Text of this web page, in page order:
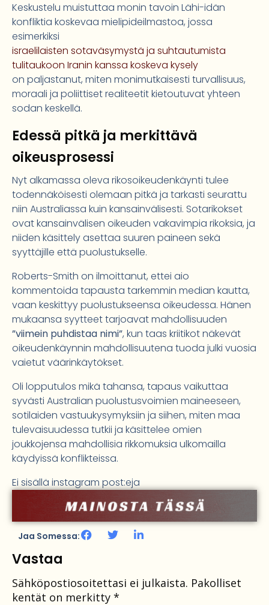
Keskustelu muistuttaa monin tavoin Lähi-idän
konfliktia koskevaa mielipideilmastoa, jossa
esimerkiksi
israelilaisten sotaväsymystä ja suhtautumista
tulitaukoon Iranin kanssa koskeva kysely
on paljastanut, miten monimutkaisesti turvallisuus,
moraali ja poliittiset realiteetit kietoutuvat yhteen
sodan keskellä.
Edessä pitkä ja merkittävä
oikeusprosessi
Nyt alkamassa oleva rikosoikeudenkäynti tulee
todennäköisesti olemaan pitkä ja tarkasti seurattu
niin Australiassa kuin kansainvälisesti. Sotarikokset
ovat kansainvälisen oikeuden vakavimpia rikoksia, ja
niiden käsittely asettaa suuren paineen sekä
syyttäjille että puolustukselle.
Roberts-Smith on ilmoittanut, ettei aio
kommentoida tapausta tarkemmin median kautta,
vaan keskittyy puolustukseensa oikeudessa. Hänen
mukaansa syytteet tarjoavat mahdollisuuden
”viimein puhdistaa nimi”, kun taas kriitikot näkevät
oikeudenkäynnin mahdollisuutena tuoda julki vuosia
vaietut väärinkäytökset.
Oli lopputulos mikä tahansa, tapaus vaikuttaa
syvästi Australian puolustusvoimien maineeseen,
sotilaiden vastuukysymyksiin ja siihen, miten maa
tulevaisuudessa tutkii ja käsittelee omien
joukkojensa mahdollisia rikkomuksia ulkomailla
käydyissä konflikteissa.
Ei sisällä instagram post:eja
Jaa Somessa:
Vastaa
Sähköpostiosoitettasi ei julkaista. Pakolliset
kentät on merkitty *